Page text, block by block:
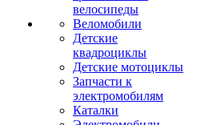
велосипеды
Веломобили
Детские
квадроциклы
Детские мотоциклы
Запчасти к
электромобилям
Каталки